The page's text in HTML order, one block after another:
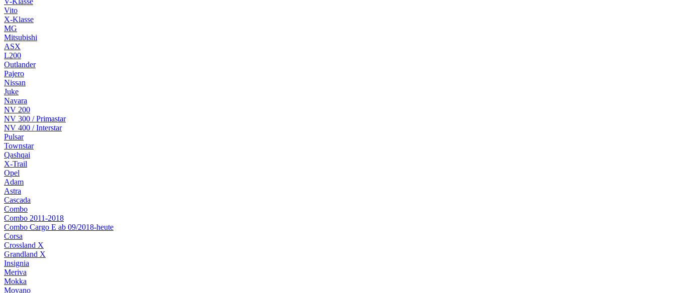
Vito
X-Klasse
MG
Mitsubishi
ASX
L200
Outlander
Pajero
Nissan
Juke
Navara
NV 200
NV 300 / Primastar
NV 400 / Interstar
Pulsar
Townstar
Qashqai
X-Trail
Opel
Adam
Astra
Cascada
Combo
Combo 2011-2018
Combo Cargo E ab 09/2018-heute
Corsa
Crossland X
Grandland X
Insignia
Meriva
Mokka
Movano